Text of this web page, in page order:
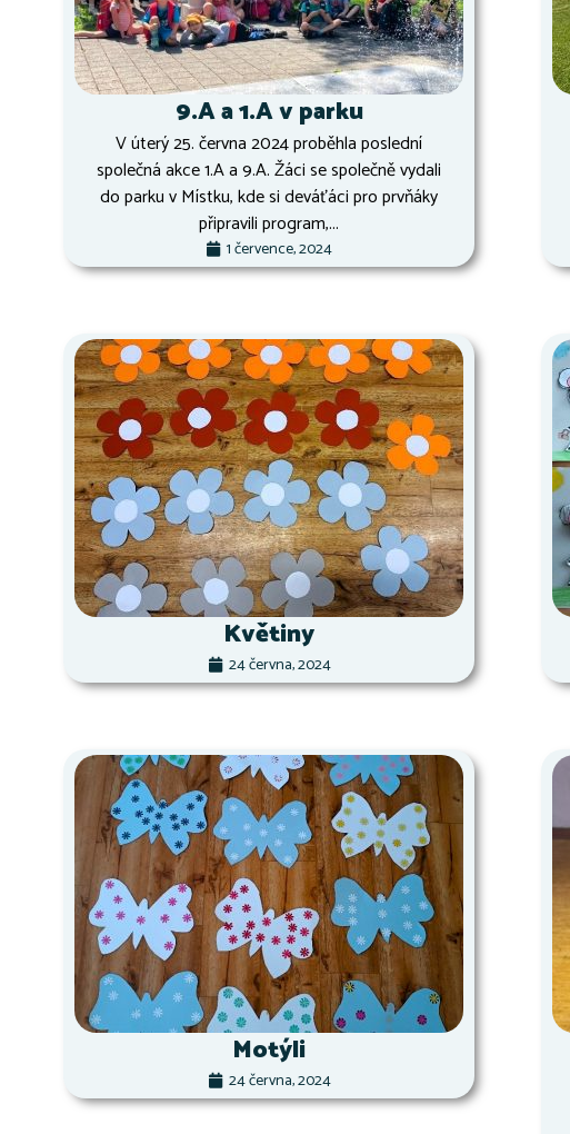
9.A a 1.A v parku
V úterý 25. června 2024 proběhla poslední
společná akce 1.A a 9.A. Žáci se společně vydali
do parku v Místku, kde si deváťáci pro prvňáky
připravili program,...
1 července, 2024
Květiny
24 června, 2024
Motýli
24 června, 2024